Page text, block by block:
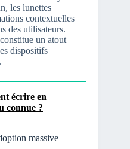
les lunettes
contextuelles
des utilisateurs.
un atout
dispositifs
écrire en
connue ?
massive